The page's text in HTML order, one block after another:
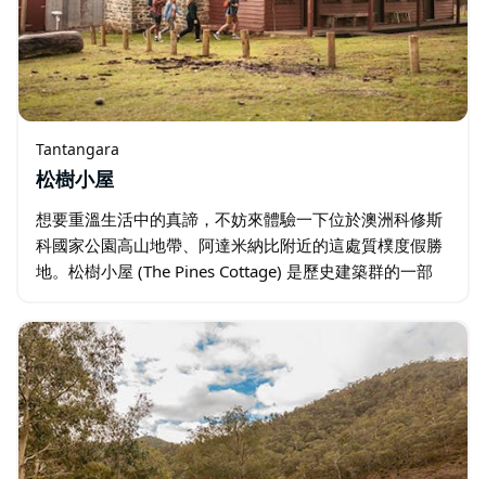
Tantangara
松樹小屋
想要重溫生活中的真諦，不妨來體驗一下位於澳洲科修斯
科國家公園高山地帶、阿達米納比附近的這處質樸度假勝
地。松樹小屋 (The Pines Cottage) 是歷史建築群的一部
…